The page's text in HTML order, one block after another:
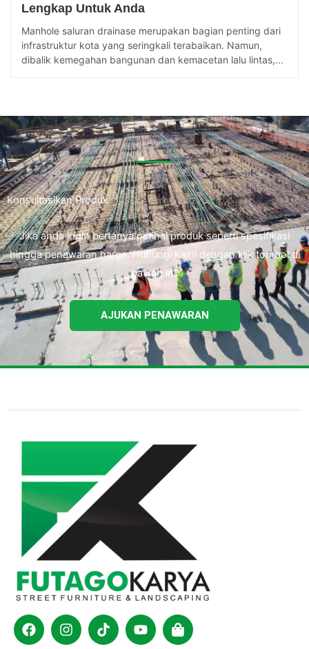
Lengkap Untuk Anda
Manhole saluran drainase merupakan bagian penting dari
infrastruktur kota yang seringkali terabaikan. Namun,
dibalik kemegahan bangunan dan kemacetan lalu lintas,...
Konsultasikan Produk
Jika anda ingin bertanya perihal produk seperti spesifikasi
hingga penawaran harga. Hubungi kami dengan klik tombol di
bawah ini.
AJUKAN PENAWARAN
FacebookInstagram
TiktokYoutubeShopping-
bag